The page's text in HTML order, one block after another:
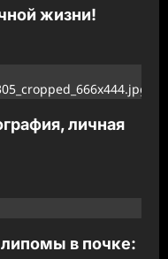
жизни!
личная
в почке: